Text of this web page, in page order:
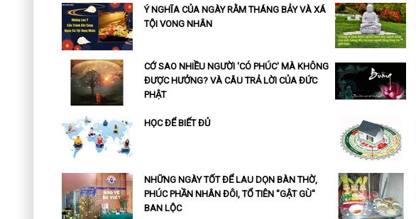
Ý NGHĨA CỦA NGÀY RẰM THÁNG BẢY VÀ XÁ
TỘI VONG NHÂN
CỚ SAO NHIỀU NGƯỜI 'CÓ PHÚC' MÀ KHÔNG
ĐƯỢC HƯỞNG? VÀ CÂU TRẢ LỜI CỦA ĐỨC
PHẬT
HỌC ĐỂ BIẾT ĐỦ
NHỮNG NGÀY TỐT ĐỂ LAU DỌN BÀN THỜ,
PHÚC PHẦN NHÂN ĐÔI, TỔ TIÊN "GẬT GÙ"
BAN LỘC